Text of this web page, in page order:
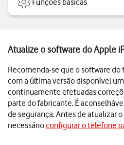
Funções básicas
Atualize o software do Apple
Recomenda-se que o software
com a última versão disponível
continuamente efetuadas
parte do fabricante. É
de segurança. Antes de atualizar
necessárioconfigurar o telefone